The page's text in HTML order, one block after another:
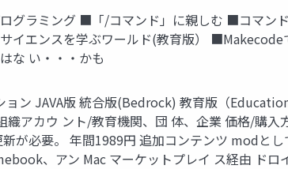
グラミング ■「/コマンド」に親しむ ■コマ
イエンスを学ぶワールド(教育版）
な い・・・かも
ョン JAVA版 統合版(Bedrock) 教育版（
織アカウ ント/教育機関、団 体、企業 価格/購
が必要。 年間1989円 追加コンテンツ modと
、アン Mac マーケットプレイ ス経由 ド